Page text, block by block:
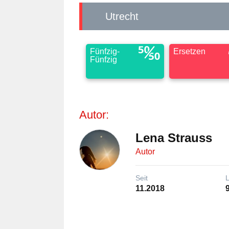
Utrecht
Fünfzig-
Fünfzig
Ersetzen
Autor:
Lena Strauss
Autor
Seit
11.2018